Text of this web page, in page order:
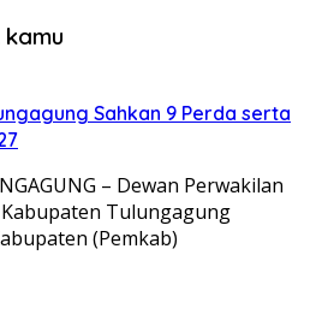
kamu
Sahkan 9 Perda serta
– Dewan Perwakilan
Kabupaten Tulungagung
(Pemkab)